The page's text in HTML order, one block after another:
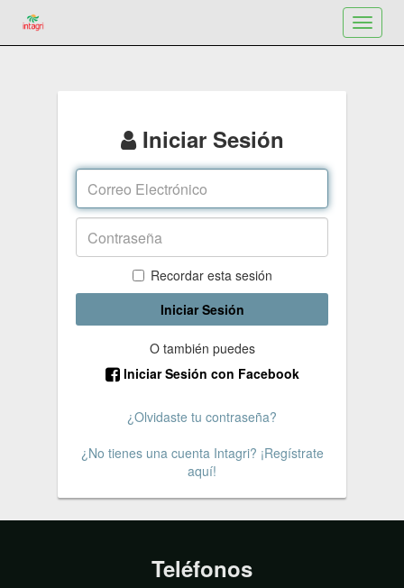
Toggle
Iniciar Sesión
Recordar esta sesión
Iniciar Sesión
O también puedes
Iniciar Sesión con Facebook
¿Olvidaste tu contraseña?
¿No tienes una cuenta Intagri? ¡Regístrate
aquí!
Teléfonos